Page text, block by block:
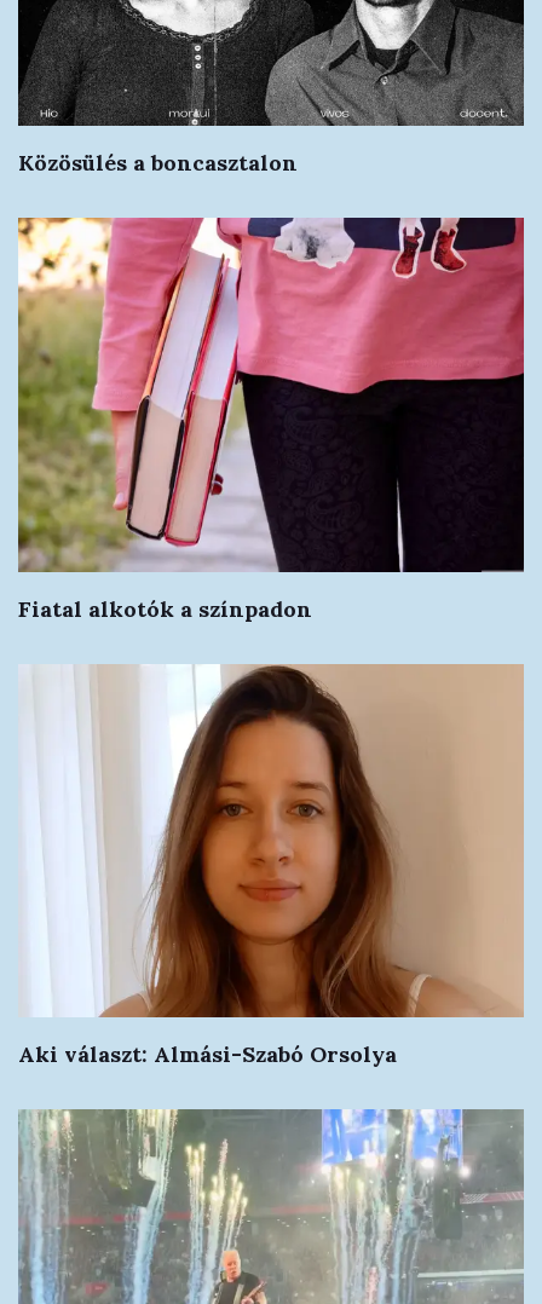
Közösülés a boncasztalon
Fiatal alkotók a színpadon
Aki választ: Almási-Szabó Orsolya